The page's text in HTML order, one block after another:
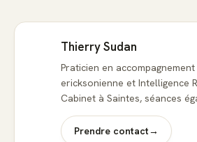
Thierry Sudan
Praticien en
ericksonienne et Intelligence
Cabinet à Saintes, séances
Prendre contact→